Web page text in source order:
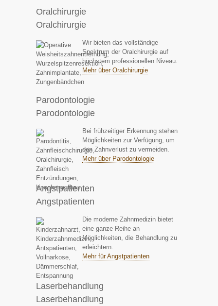
Oralchirurgie
Oralchirurgie
Wir bieten das vollständige
Spektrum der Oralchirurgie auf
höchstem professionellen Niveau.
Mehr über Oralchirurgie
Parodontologie
Parodontologie
Bei frühzeitiger Erkennung stehen
Möglichkeiten zur Verfügung, um
den Zahnverlust zu vermeiden.
Mehr über Parodontologie
Angstpatienten
Angstpatienten
Die moderne Zahnmedizin bietet
eine ganze Reihe an
Möglichkeiten, die Behandlung zu
erleichtern.
Mehr für Angstpatienten
Laserbehandlung
Laserbehandlung